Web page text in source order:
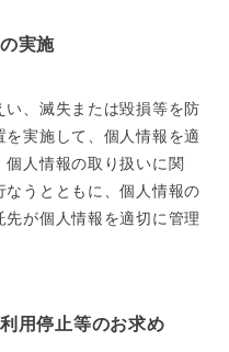
実施
、滅失または毀損等を防
を実施して、個人情報を適
人情報の取り扱いに関
なうとともに、個人情報の
が個人情報を適切に管理
用停止等のお求め